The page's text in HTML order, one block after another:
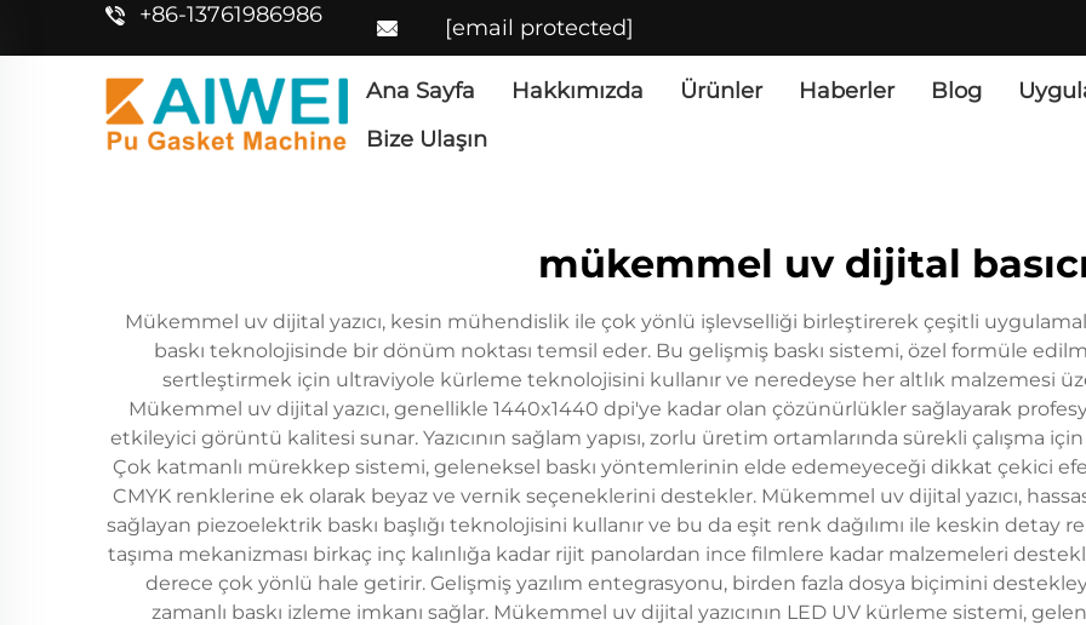
+86-13761986986 [email protected]
Ana Sayfa Hakkımızda Ürünler Haberler Blog
Bize Ulaşın
mükemmel uv dijital
Mükemmel uv dijital yazıcı, kesin mühendislik ile çok yönlü işlevselliği birleştirerek çeşitli
baskı teknolojisinde bir dönüm noktası temsil eder. Bu gelişmiş baskı sistemi, özel formüle
sertleştirmek için ultraviyole kürleme teknolojisini kullanır ve neredeyse her altlık malzemesi
Mükemmel uv dijital yazıcı, genellikle 1440x1440 dpi'ye kadar olan çözünürlükler sağlayarak
etkileyici görüntü kalitesi sunar. Yazıcının sağlam yapısı, zorlu üretim ortamlarında sürekli çalışma
Çok katmanlı mürekkep sistemi, geleneksel baskı yöntemlerinin elde edemeyeceği dikkat çekici
CMYK renklerine ek olarak beyaz ve vernik seçeneklerini destekler. Mükemmel uv dijital yazıcı,
sağlayan piezoelektrik baskı başlığı teknolojisini kullanır ve bu da eşit renk dağılımı ile keskin
taşıma mekanizması birkaç inç kalınlığa kadar rijit panolardan ince filmlere kadar malzemeleri
derece çok yönlü hale getirir. Gelişmiş yazılım entegrasyonu, birden fazla dosya biçimini
zamanlı baskı izleme imkanı sağlar. Mükemmel uv dijital yazıcının LED UV kürleme sistemi,